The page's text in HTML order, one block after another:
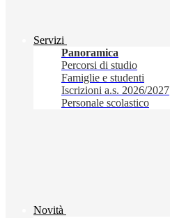
Servizi
Panoramica
Percorsi di studio
Famiglie e studenti
Iscrizioni a.s. 2026/2027
Personale scolastico
Novità